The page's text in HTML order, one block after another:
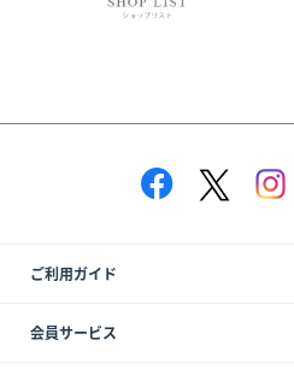
ご利用ガイド
会員サービス